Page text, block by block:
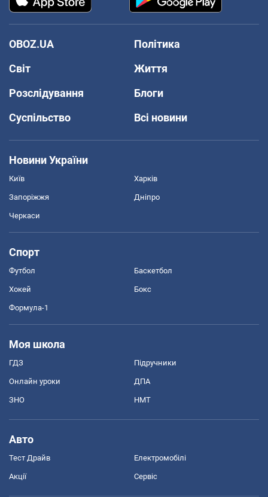
OBOZ.UA
Політика
Світ
Життя
Розслідування
Блоги
Суспільство
Всі новини
Новини України
Київ Харків
Запоріжжя Дніпро
Черкаси
Спорт
Футбол Баскетбол
Хокей Бокс
Формула-1
Моя школа
ГДЗ Підручники
Онлайн уроки ДПА
ЗНО НМТ
Авто
Тест Драйв Електромобілі
Акції Сервіс